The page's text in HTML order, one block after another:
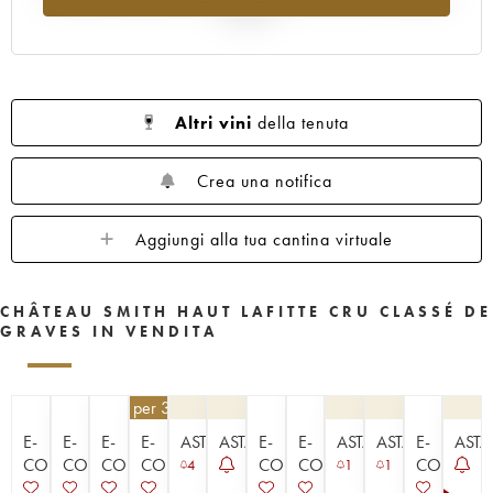
Altri vini della tenuta
Crea una notifica
Aggiungi alla tua cantina virtuale
CHÂTEAU SMITH HAUT LAFITTE CRU CLASSÉ DE
GRAVES IN VENDITA
E-
COMMERCE
E-
COMMERCE
E-
COMMERCE
per 3 | - 10%
E-
COMMERCE
ASTA
4
ASTA
E-
COMMERCE
E-
COMMERCE
ASTA
1
ASTA
1
E-
ASTA